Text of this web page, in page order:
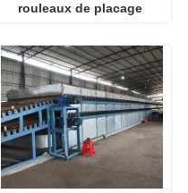
rouleaux de placage